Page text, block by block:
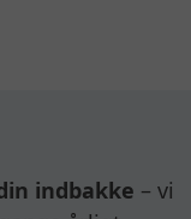
indbakke – vi